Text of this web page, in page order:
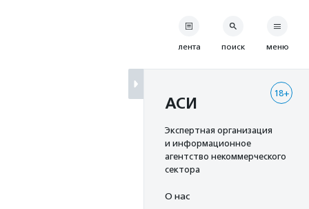
лента поиск меню
18+
АСИ
Экспертная организация
и информационное
агентство некоммерческого
сектора
О нас